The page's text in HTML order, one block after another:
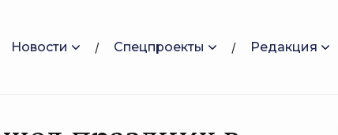
Новости Спецпроекты Редакция